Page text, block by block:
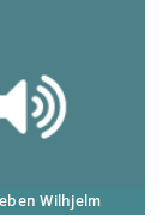
Wilhjelm